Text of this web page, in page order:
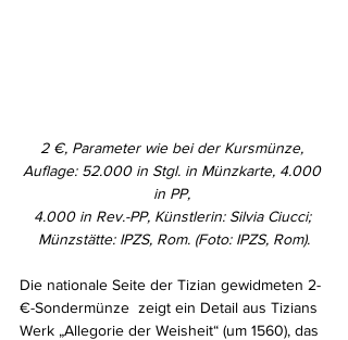
2 €, Parameter wie bei der Kursmünze,
Auflage: 52.000 in Stgl. in Münzkarte, 4.000
in PP,
4.000 in Rev.-PP, Künstlerin: Silvia Ciucci;
Münzstätte: IPZS, Rom. (Foto: IPZS, Rom).
Die nationale Seite der Tizian gewidmeten 2-
€-Sondermünze  zeigt ein Detail aus Tizians
Werk „Allegorie der Weisheit“ (um 1560), das